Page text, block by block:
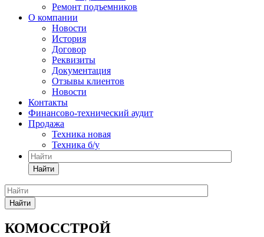
Ремонт подъемников
О компании
Новости
История
Договор
Реквизиты
Документация
Отзывы клиентов
Новости
Контакты
Финансово-технический аудит
Продажа
Техника новая
Техника б/у
Найти
Найти
КОМОССТРОЙ